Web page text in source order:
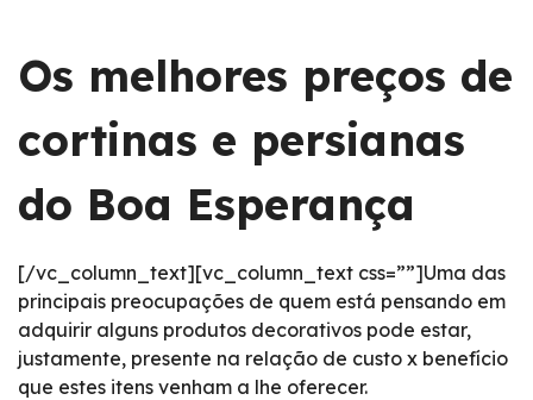
Os melhores preços de
cortinas e persianas
do Boa Esperança
[/vc_column_text][vc_column_text css=””]Uma das
principais preocupações de quem está pensando em
adquirir alguns produtos decorativos pode estar,
justamente, presente na relação de custo x benefício
que estes itens venham a lhe oferecer.